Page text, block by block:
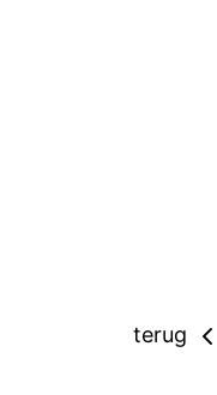
terug